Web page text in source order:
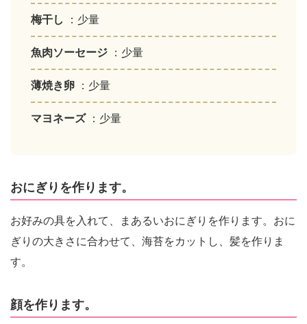
梅干し ：少量
魚肉ソーセージ ：少量
薄焼き卵 ：少量
マヨネーズ ：少量
おにぎりを作ります。
お好みの具を入れて、まあるいおにぎりを作ります。おに
ぎりの大きさに合わせて、海苔をカットし、髪を作りま
す。
顔を作ります。